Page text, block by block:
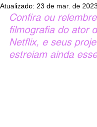
Atualizado: 23 de mar. de 2023
Confira ou
filmografia do ator
Netflix, e seus
estreiam ainda